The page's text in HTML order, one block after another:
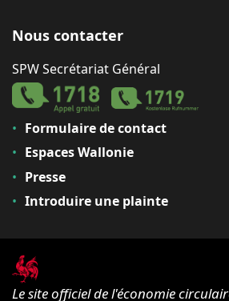
Nous contacter
SPW Secrétariat Général
Formulaire de contact
Espaces Wallonie
Presse
Introduire une plainte
Le site officiel de l'économie